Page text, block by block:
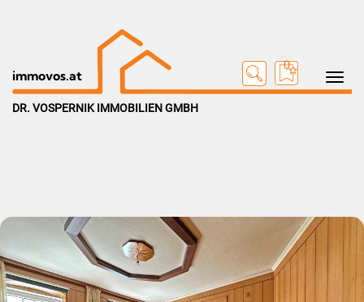
Toggle
immovos.at
0
DR. VOSPERNIK IMMOBILIEN GMBH